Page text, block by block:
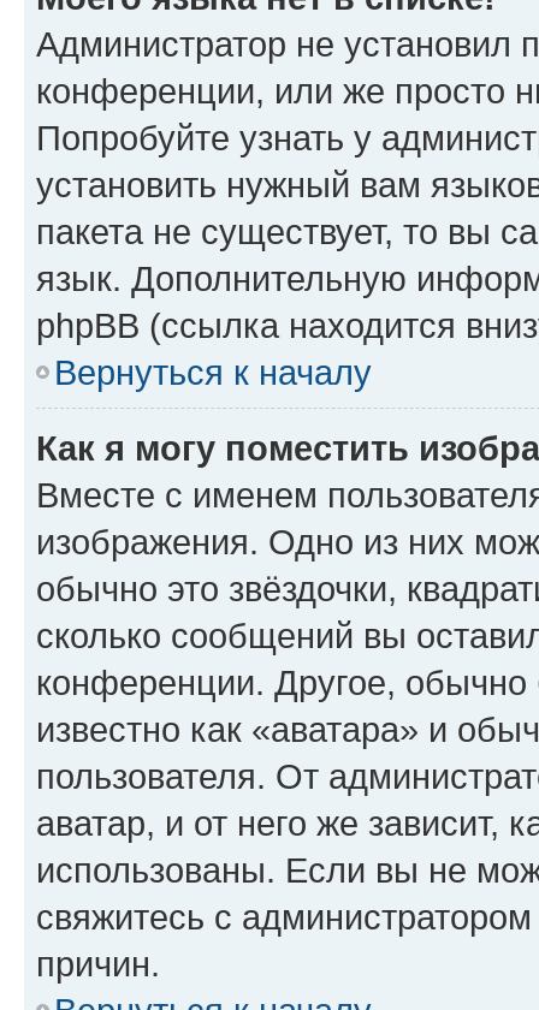
Администратор не установил
конференции, или же просто
Попробуйте узнать у
установить нужный вам
пакета не существует, то вы
язык. Дополнительную
phpBB (ссылка находится
Вернуться к началу
Как я могу поместить
Вместе с именем
изображения. Одно из них
обычно это звёздочки,
сколько сообщений вы
конференции. Другое,
известно как «аватара» и
пользователя. От
аватар, и от него же зависит,
использованы. Если вы не
свяжитесь с
причин.